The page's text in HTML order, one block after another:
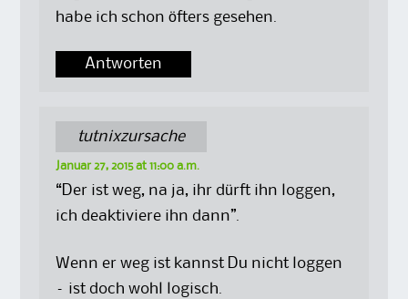
habe ich schon öfters gesehen.
Antworten
tutnixzursache
Januar 27, 2015 at 11:00 a.m.
“Der ist weg, na ja, ihr dürft ihn loggen,
ich deaktiviere ihn dann”.
Wenn er weg ist kannst Du nicht loggen
– ist doch wohl logisch.